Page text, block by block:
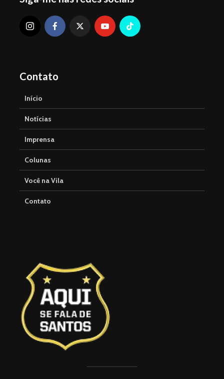
Contato
Início
Notícias
Imprensa
Colunas
Você na Vila
Contato